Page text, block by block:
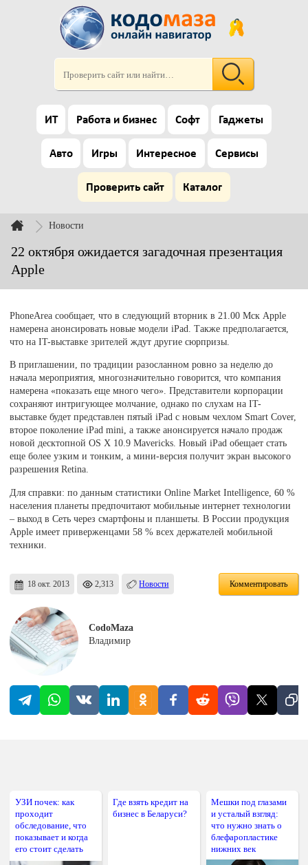
ИТ Работа и бизнес Софт Гаджеты
Авто Игры Интересное Сервисы
Проверить сайт Каталог
Новости
22 октября ожидается загадочная презентация
Apple
PhoneArea сообщает, что в следующий вторник в 21.00 Мск Apple
намерена анонсировать новые модели iPad. Также предполагается,
что на IT-выставке зрителей ждут другие сюрпризы.
В приглашении, по традиции разосланном ровно за неделю до
начала мероприятия, многозначительно говорится, что компания
намерена «показать еще много чего». Представители корпорации
сохраняют интригующее молчание, однако по слухам на IT-
выставке будет представлен пятый iPad с новым чехлом Smart Cover,
второе поколение iPad mini, а также анонсируется начало продаж
новой десктопной OS X 10.9 Mavericks. Новый iPad обещает стать
еще более узким и тонким, а мини-версия получит экран высокого
разрешения Retina.
Для справки: по данным статистики Online Market Intelligence, 60 %
населения планеты предпочитают мобильные интернет технологии
– выход в Сеть через смартфоны и планшеты. В России продукция
Apple имеет приверженцами 58 % всех держателей мобильной
техники.
18 окт. 2013 2,313 Новости Комментировать
CodoMaza
Владимир
УЗИ почек: как
проходит
обследование, что
показывает и когда
его стоит сделать
Где взять кредит на
бизнес в Беларуси?
Мешки под глазами
и усталый взгляд:
что нужно знать о
блефаропластике
нижних век